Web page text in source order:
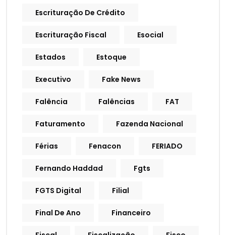
Escrituração De Crédito
Escrituração Fiscal Esocial
Estados Estoque
Executivo Fake News
Falência Falências FAT
Faturamento Fazenda Nacional
Férias Fenacon FERIADO
Fernando Haddad Fgts
FGTS Digital Filial
Final De Ano Financeiro